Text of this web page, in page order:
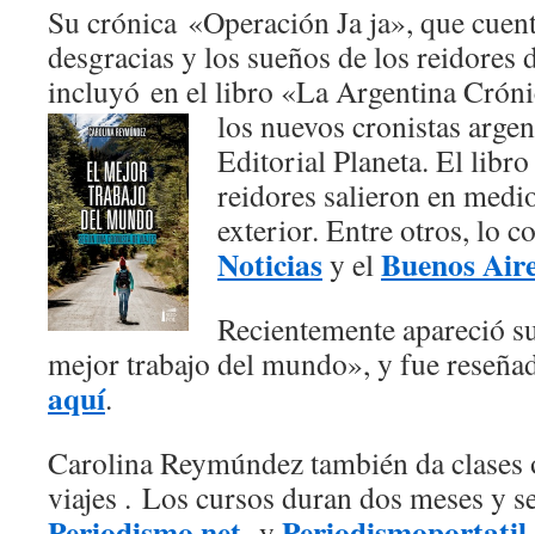
Su crónica «Operación Ja ja», que
desgracias y los sueños de los reidores
incluyó en el libro «La Argentina
los nuevos cronistas
Editorial Planeta. El
reidores salieron en
exterior. Entre otros, lo
Noticiasy elBuenos
Recientemente apareció
mejor trabajo del mundo», y fue
aquí.
Carolina Reymúndez también da
viajes . Los cursos duran dos meses y